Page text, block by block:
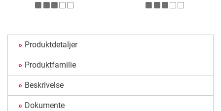
Produktdetaljer
Produktfamilie
Beskrivelse
Dokumente